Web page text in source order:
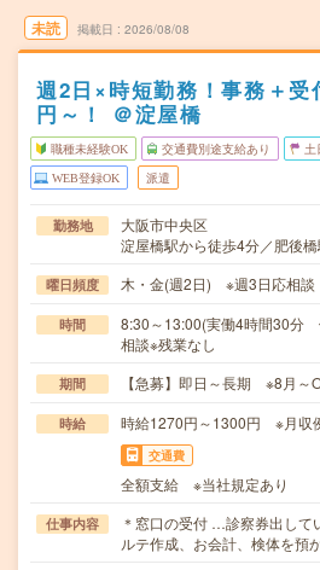
未読 掲載日 2026/08/08
週2日×時短勤務！事務＋受
円～！ ＠淀屋橋
職種未経験OK 交通費別途支給あり 土
WEB登録OK 派遣
勤務地
大阪市中央区
淀屋橋駅から徒歩4分／肥後
曜日頻度 木・金(週2日) ※週3日応相談
時間
8:30～13:00(実働4時間30分
相談※残業なし
期間 【急募】即日～長期 ※8月～
時給 時給1270円～1300円 ※月収
交通費
全額支給 ※当社規定あり
仕事内容
＊窓口の受付 …診察券出し
ルテ作成、お会計、検体を預